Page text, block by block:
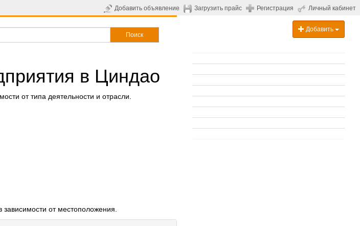
Добавить объявление Загрузить прайс Регистрация Личный кабинет
Поиск
Добавить
в Циндао
от типа деятельности и отрасли.
от местоположения.